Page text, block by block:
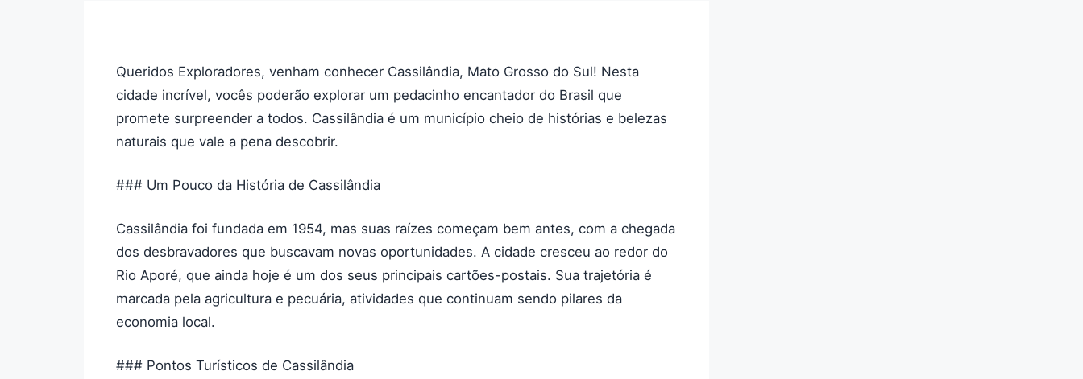
Queridos Exploradores, venham conhecer Cassilândia, Mato Grosso do Sul! Nesta
cidade incrível, vocês poderão explorar um pedacinho encantador do Brasil que
promete surpreender a todos. Cassilândia é um município cheio de histórias e belezas
naturais que vale a pena descobrir.
### Um Pouco da História de Cassilândia
Cassilândia foi fundada em 1954, mas suas raízes começam bem antes, com a chegada
dos desbravadores que buscavam novas oportunidades. A cidade cresceu ao redor do
Rio Aporé, que ainda hoje é um dos seus principais cartões-postais. Sua trajetória é
marcada pela agricultura e pecuária, atividades que continuam sendo pilares da
economia local.
### Pontos Turísticos de Cassilândia